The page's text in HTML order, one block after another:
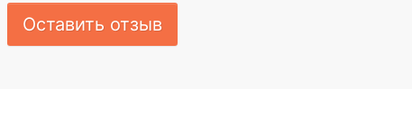
Оставить отзыв